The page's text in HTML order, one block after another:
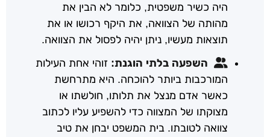
היה כשיר משפטית, כלומר לא הבין את
מהותה של הצוואה, את היקף רכושו או את
תוצאות מעשיו, ניתן יהיה לפסול את הצוואה.
השפעה בלתי הוגנת: זוהי אחת העילות
המורכבות ביותר להוכחה. היא מתרחשת
כאשר אדם מנצל את תלותו, חולשתו או
מצוקתו של המצווה כדי להשפיע עליו לכתוב
צוואה לטובתו. בית המשפט יבחן את טיב